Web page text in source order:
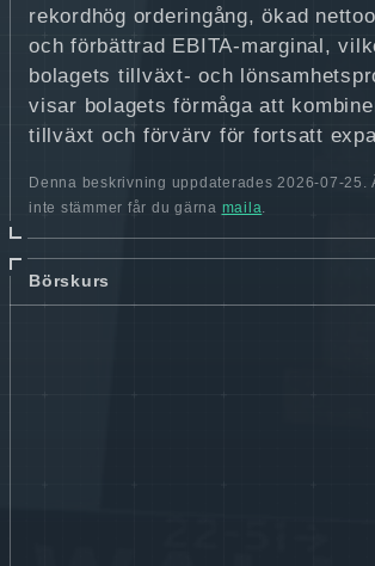
rekordhög orderingång, ökad
och förbättrad EBITA-marginal,
bolagets tillväxt- och
visar bolagets förmåga att
tillväxt och förvärv för fortsatt
Denna beskrivning uppdaterades 2026-07-25.
inte stämmer får du gärna maila.
Börskurs